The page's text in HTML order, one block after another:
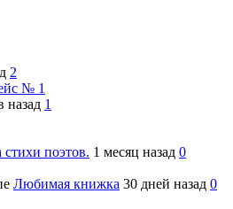
2
№ 1
назад 1
поэтов. 1 месяц назад 0
Любимая книжка 30 дней назад 0